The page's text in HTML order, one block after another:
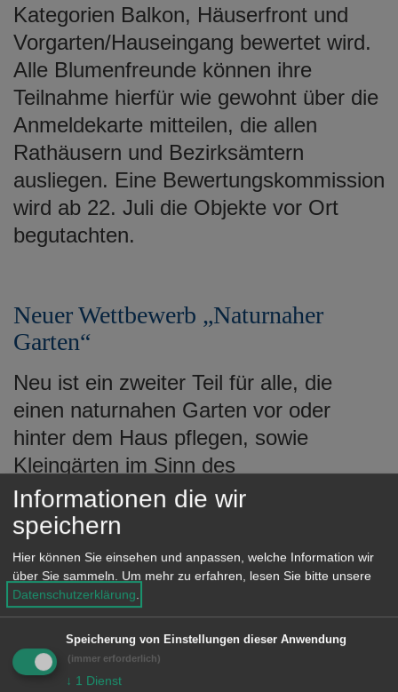
Kategorien Balkon, Häuserfront und
Vorgarten/Hauseingang bewertet wird.
Alle Blumenfreunde können ihre
Teilnahme hierfür wie gewohnt über die
Anmeldekarte mitteilen, die allen
Rathäusern und Bezirksämtern
ausliegen. Eine Bewertungskommission
wird ab 22. Juli die Objekte vor Ort
begutachten.
Neuer Wettbewerb „Naturnaher
Garten“
Neu ist ein zweiter Teil für alle, die
einen naturnahen Garten vor oder
hinter dem Haus pflegen, sowie
Kleingärten im Sinn des
Bundeskleingartengesetzes. Auch
artenreiche Dach- und
Fassadenbegrünungen können in die
Bewertung mit eingehen. Eine
fachkundige Jury wird die Auswertung
vornehmen und sich nach
Terminvereinbarung auch vor Ort einen
Eindruck verschaffen. Alle
Informationen die wir
speichern
Hier können Sie einsehen und anpassen, welche Information wir
über Sie sammeln.
Um mehr zu erfahren, lesen Sie bitte unsere
Datenschutzerklärung
Speicherung von Einstellungen dieser Anwendung
(immer erforderlich)
↓ 1 Dienst